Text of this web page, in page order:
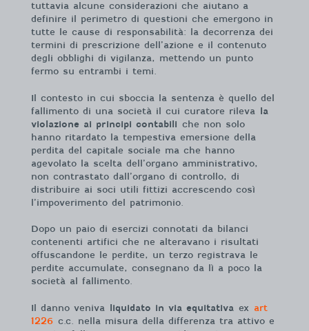
tuttavia alcune considerazioni che aiutano a
definire il perimetro di questioni che emergono in
tutte le cause di responsabilità: la decorrenza dei
termini di prescrizione dell’azione e il contenuto
degli obblighi di vigilanza, mettendo un punto
fermo su entrambi i temi.
Il contesto in cui sboccia la sentenza è quello del
fallimento di una società il cui curatore rileva la
violazione ai principi contabili che non solo
hanno ritardato la tempestiva emersione della
perdita del capitale sociale ma che hanno
agevolato la scelta dell’organo amministrativo,
non contrastato dall’organo di controllo, di
distribuire ai soci utili fittizi accrescendo così
l’impoverimento del patrimonio.
Dopo un paio di esercizi connotati da bilanci
contenenti artifici che ne alteravano i risultati
offuscandone le perdite, un terzo registrava le
perdite accumulate, consegnano da lì a poco la
società al fallimento.
Il danno veniva liquidato in via equitativa ex art
1226 c.c. nella misura della differenza tra attivo e